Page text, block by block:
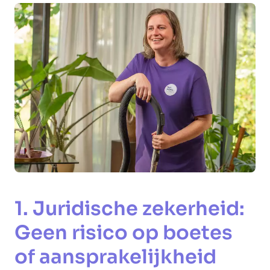
1. Juridische zekerheid:
Geen risico op boetes
of aansprakelijkheid